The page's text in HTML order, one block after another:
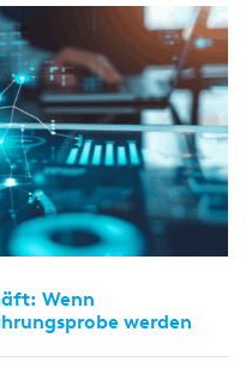
Wenn
werden